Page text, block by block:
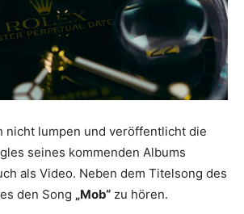
nicht lumpen und veröffentlicht die
seines kommenden Albums
als Video. Neben dem Titelsong des
den Song „Mob“ zu hören.